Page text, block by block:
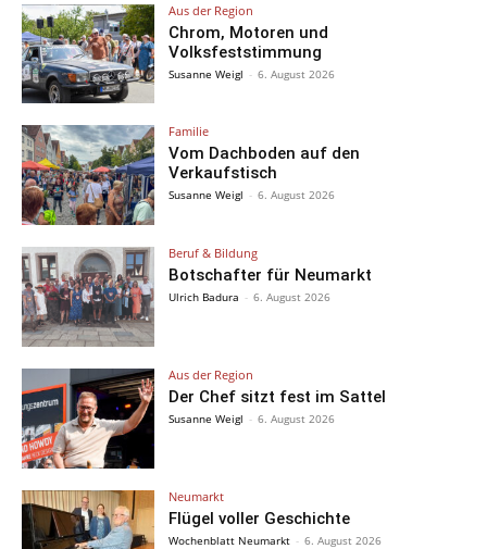
Aus der Region
Chrom, Motoren und
Volksfeststimmung
Susanne Weigl - 6. August 2026
Familie
Vom Dachboden auf den
Verkaufstisch
Susanne Weigl - 6. August 2026
Beruf & Bildung
Botschafter für Neumarkt
Ulrich Badura - 6. August 2026
Aus der Region
Der Chef sitzt fest im Sattel
Susanne Weigl - 6. August 2026
Neumarkt
Flügel voller Geschichte
Wochenblatt Neumarkt - 6. August 2026